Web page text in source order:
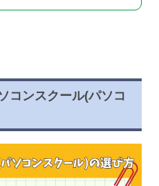
コンスクール(パソコ